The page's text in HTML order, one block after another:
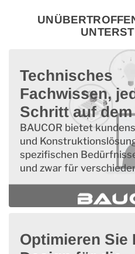
Technisches
Fachwissen,
Schritt auf dem
BAUCOR bietet
und
spezifischen
und zwar für
Optimieren Sie